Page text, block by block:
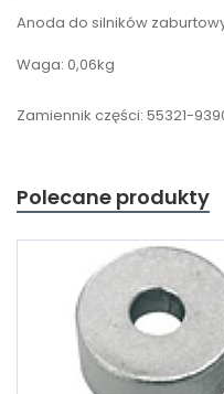
Anoda do silników
Waga: 0,06kg
Zamiennik części: 55321-
Polecane produkty